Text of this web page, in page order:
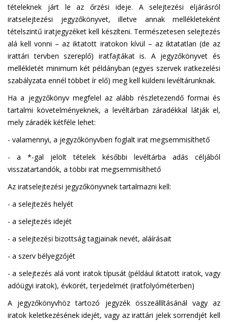
tételeknek járt le az őrzési ideje. A selejtezési eljárásról
iratselejtezési jegyzőkönyvet, illetve annak mellékleteként
tételszintű iratjegyzéket kell készíteni. Természetesen selejtezés
alá kell vonni – az iktatott iratokon kívül – az iktatatlan (de az
irattári tervben szereplő) iratfajtákat is. A jegyzőkönyvet és
mellékletét minimum két példányban (egyes szervek iratkezelési
szabályzata ennél többet ír elő) meg kell küldeni levéltárunknak.
Ha a jegyzőkönyv megfelel az alább részletezendő formai és
tartalmi követelményeknek, a levéltárban záradékkal látják el,
mely záradék kétféle lehet:
- valamennyi, a jegyzőkönyvben foglalt irat megsemmisíthető
- a *-gal jelölt tételek későbbi levéltárba adás céljából
visszatartandók, a többi irat megsemmisíthető
Az iratselejtezési jegyzőkönyvnek tartalmazni kell:
- a selejtezés helyét
- a selejtezés idejét
- a selejtezési bizottság tagjainak nevét, aláírásait
- a szerv bélyegzőjét
- a selejtezés alá vont iratok típusát (például iktatott iratok, vagy
adóügyi iratok), évkörét, terjedelmét (iratfolyóméterben)
A jegyzőkönyvhöz tartozó jegyzék összeállításánál vagy az
iratok keletkezésének idejét, vagy az irattári jelek sorrendjét kell